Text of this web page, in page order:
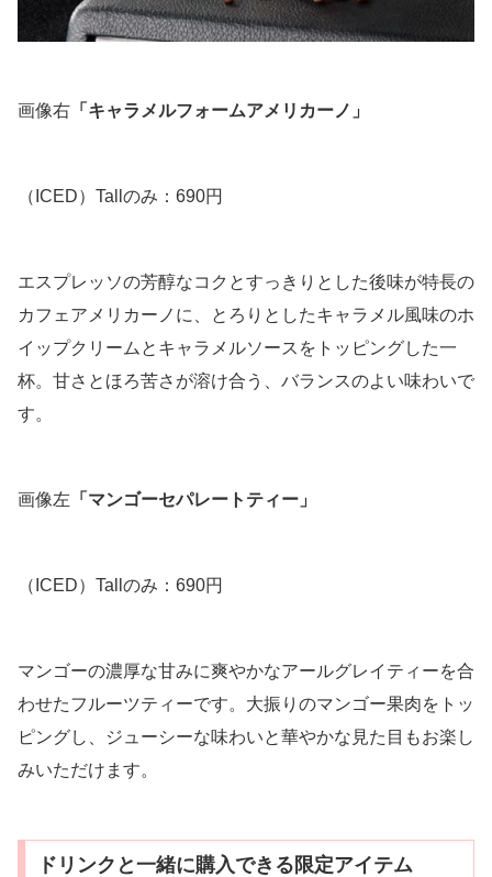
画像右 「キャラメルフォームアメリカーノ」
（ICED）Tallのみ：690円
エスプレッソの芳醇なコクとすっきりとした後味が特長の
カフェアメリカーノに、とろりとしたキャラメル風味のホ
イップクリームとキャラメルソースをトッピングした一
杯。甘さとほろ苦さが溶け合う、バランスのよい味わいで
す。
画像左 「マンゴーセパレートティー」
（ICED）Tallのみ：690円
マンゴーの濃厚な甘みに爽やかなアールグレイティーを合
わせたフルーツティーです。大振りのマンゴー果肉をトッ
ピングし、ジューシーな味わいと華やかな見た目もお楽し
みいただけます。
ドリンクと一緒に購入できる限定アイテム